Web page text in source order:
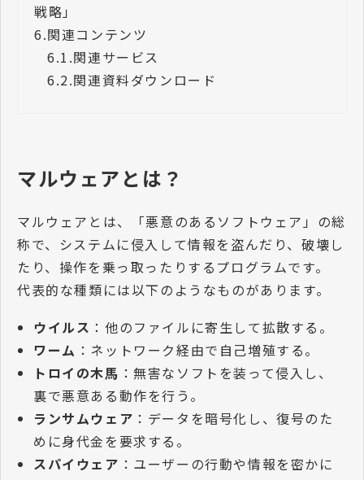
戦略」
6.関連コンテンツ
6.1.関連サービス
6.2.関連資料ダウンロード
マルウェアとは？
マルウェアとは、「悪意のあるソフトウェア」の総
称で、システムに侵入して情報を盗んだり、破壊し
たり、操作を乗っ取ったりするプログラムです。
代表的な種類には以下のようなものがあります。
ウイルス ：他のファイルに寄生して拡散する。
ワーム ：ネットワーク経由で自己増殖する。
トロイの木馬 ：無害なソフトを装って侵入し、
裏で悪意ある動作を行う。
ランサムウェア ：データを暗号化し、復号のた
めに身代金を要求する。
スパイウェア ：ユーザーの行動や情報を密かに